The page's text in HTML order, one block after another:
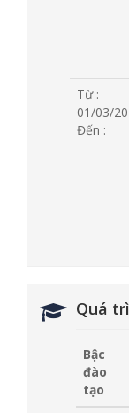
Từ :
01/03/
Đến :
Quá
Bậc
đào
tạo